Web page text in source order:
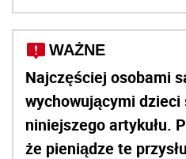
WAŻNE
Najczęściej osobami
wychowującymi
niniejszego artykułu.
że pieniądze te